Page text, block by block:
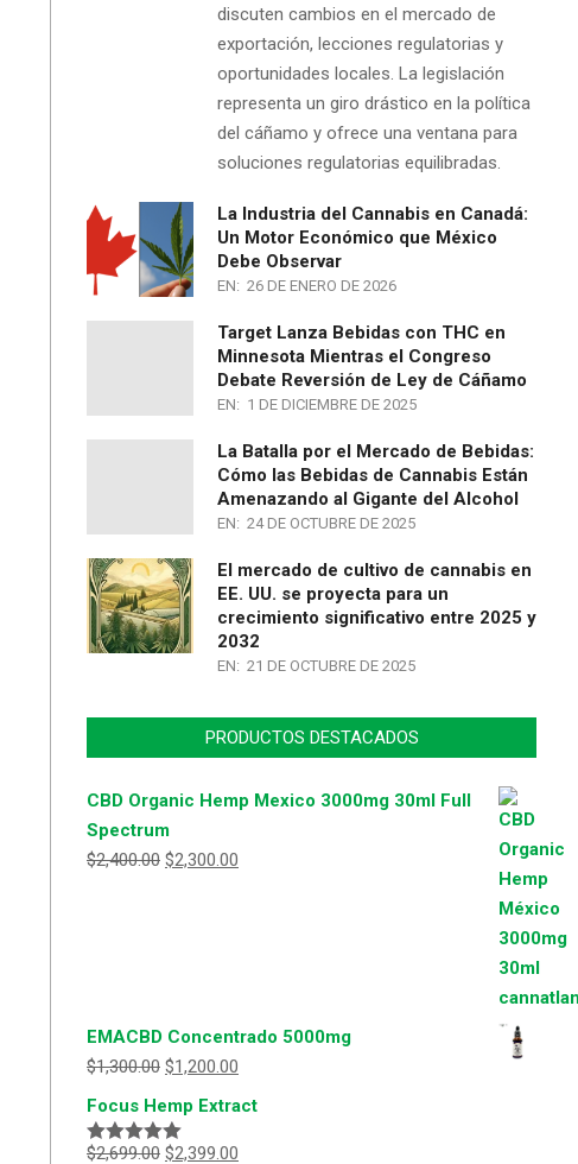
discuten cambios en el mercado de
exportación, lecciones regulatorias y
oportunidades locales. La legislación
representa un giro drástico en la política
del cáñamo y ofrece una ventana para
soluciones regulatorias equilibradas.
La Industria del Cannabis en Canadá:
Un Motor Económico que México
Debe Observar
EN: 26 DE ENERO DE 2026
Target Lanza Bebidas con THC en
Minnesota Mientras el Congreso
Debate Reversión de Ley de Cáñamo
EN: 1 DE DICIEMBRE DE 2025
La Batalla por el Mercado de Bebidas:
Cómo las Bebidas de Cannabis Están
Amenazando al Gigante del Alcohol
EN: 24 DE OCTUBRE DE 2025
El mercado de cultivo de cannabis en
EE. UU. se proyecta para un
crecimiento significativo entre 2025 y
2032
EN: 21 DE OCTUBRE DE 2025
PRODUCTOS DESTACADOS
CBD Organic Hemp Mexico 3000mg 30ml Full
Spectrum
$2,400.00 $2,300.00
EMACBD Concentrado 5000mg
$1,300.00 $1,200.00
Focus Hemp Extract
Valorado
$2,699.00 $2,399.00